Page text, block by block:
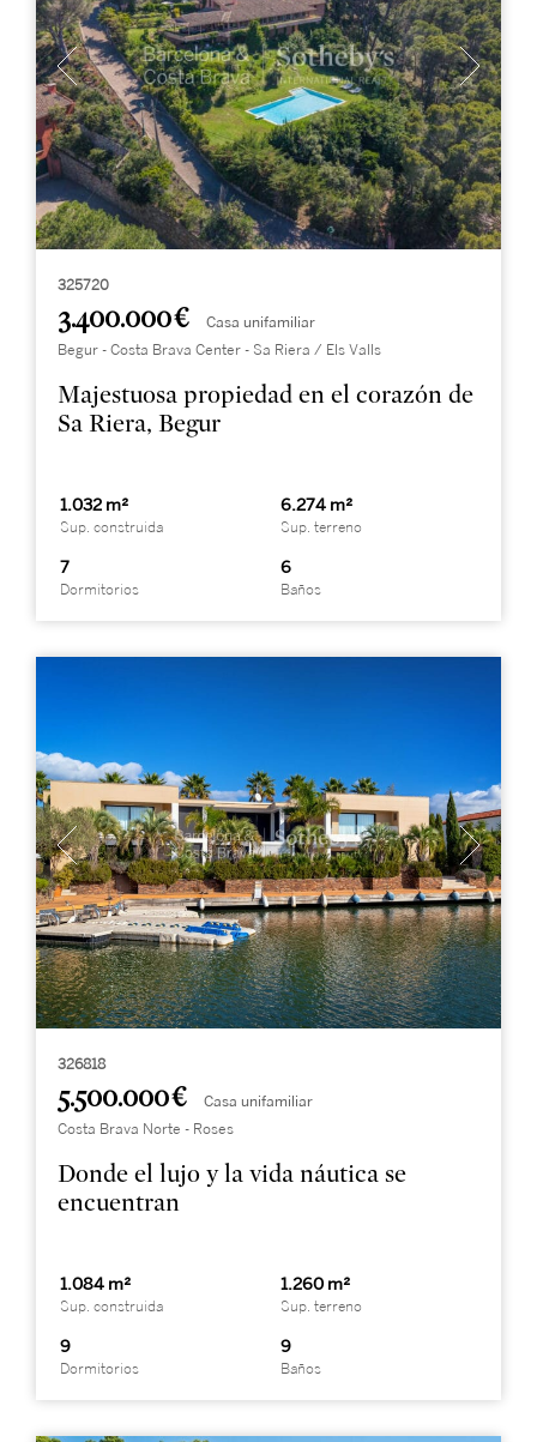
325720
3.400.000 € Casa unifamiliar
Begur - Costa Brava Center - Sa Riera / Els Valls
Majestuosa propiedad en el corazón de
Sa Riera, Begur
1.032 m²
Sup. construida
6.274 m²
Sup. terreno
7
Dormitorios
6
Baños
326818
5.500.000 € Casa unifamiliar
Costa Brava Norte - Roses
Donde el lujo y la vida náutica se
encuentran
1.084 m²
Sup. construida
1.260 m²
Sup. terreno
9
Dormitorios
9
Baños